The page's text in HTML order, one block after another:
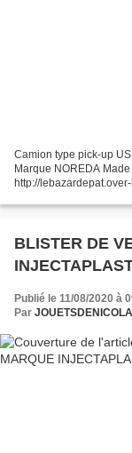
Camion type pick-up
Marque NOREDA
http://
BLISTER DE
Publié le 11/08/2020 à
Par